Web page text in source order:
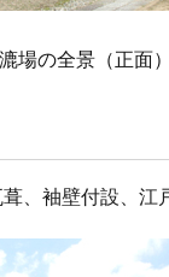
漉場の全景（正面）
、袖壁付設、江